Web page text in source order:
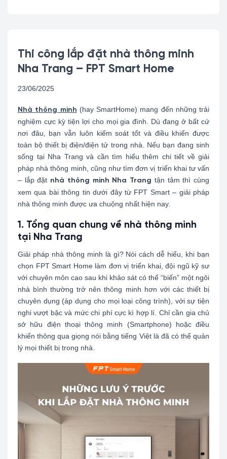
Thi công lắp đặt nhà thông minh
Nha Trang – FPT Smart Home
23/06/2025
Nhà thông minh (hay SmartHome) mang đến những trải
nghiệm cực kỳ tiện lợi cho mọi gia đình. Dù đang ở bất cứ
nơi đâu, bạn vẫn luôn kiểm soát tốt và điều khiển được
toàn bộ thiết bị điện/điện tử trong nhà. Nếu bạn đang sinh
sống tại Nha Trang và cần tìm hiểu thêm chi tiết về giải
pháp nhà thông minh, cũng như tìm đơn vị triển khai tư vấn
– lắp đặt nhà thông minh Nha Trang tận tâm thì cùng
xem qua bài thông tin dưới đây từ FPT Smart – giải pháp
nhà thông minh được ưa chuộng nhất hiện nay.
1. Tổng quan chung về nhà thông minh
tại Nha Trang
Giải pháp nhà thông minh là gì? Nói cách dễ hiểu, khi bạn
chọn FPT Smart Home làm đơn vị triển khai, đội ngũ kỹ sư
với chuyên môn cao sau khi khảo sát có thể “biến” một ngôi
nhà bình thường trở nên thông minh hơn với các thiết bị
chuyên dụng (áp dụng cho mọi loại công trình), với sự tiện
nghi vượt bậc và mức chi phí cực kì hợp lí. Chỉ cần gia chủ
sở hữu điện thoại thông minh (Smartphone) hoặc điều
khiển thông qua giọng nói bằng tiếng Việt là đã có thể quản
lý mọi thiết bị trong nhà.